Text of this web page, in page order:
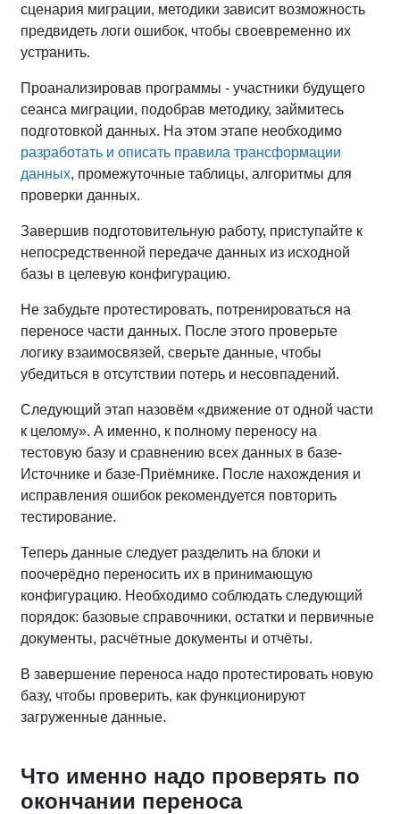
сценария миграции, методики зависит возможность
предвидеть логи ошибок, чтобы своевременно их
устранить.
Проанализировав программы - участники будущего
сеанса миграции, подобрав методику, займитесь
подготовкой данных. На этом этапе необходимо
разработать и описать правила трансформации
данных, промежуточные таблицы, алгоритмы для
проверки данных.
Завершив подготовительную работу, приступайте к
непосредственной передаче данных из исходной
базы в целевую конфигурацию.
Не забудьте протестировать, потренироваться на
переносе части данных. После этого проверьте
логику взаимосвязей, сверьте данные, чтобы
убедиться в отсутствии потерь и несовпадений.
Следующий этап назовём «движение от одной части
к целому». А именно, к полному переносу на
тестовую базу и сравнению всех данных в базе-
Источнике и базе-Приёмнике. После нахождения и
исправления ошибок рекомендуется повторить
тестирование.
Теперь данные следует разделить на блоки и
поочерёдно переносить их в принимающую
конфигурацию. Необходимо соблюдать следующий
порядок: базовые справочники, остатки и первичные
документы, расчётные документы и отчёты.
В завершение переноса надо протестировать новую
базу, чтобы проверить, как функционируют
загруженные данные.
Что именно надо проверять по
окончании переноса